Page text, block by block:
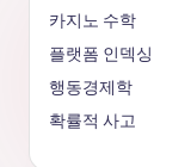
카지노 수학
플랫폼 인덱싱
행동경제학
확률적 사고